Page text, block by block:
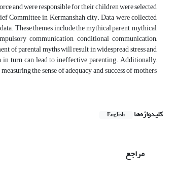
and were responsible for their children were selected
Committee in Kermanshah city. Data were collected
These themes include the mythical parent, mythical
communication, conditional communication,
of parental myths will result in widespread stress and
in turn can lead to ineffective parenting. Additionally,
the sense of adequacy and success of mothers
کلیدواژه‌ها English
مراجع